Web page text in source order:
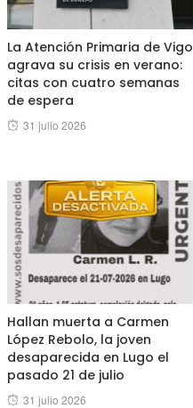
La Atención Primaria de Vigo
agrava su crisis en verano:
citas con cuatro semanas
de espera
Posted
31 julio 2026
Hallan muerta a Carmen
López Rebolo, la joven
desaparecida en Lugo el
pasado 21 de julio
Posted
31 julio 2026